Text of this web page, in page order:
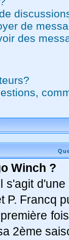
de
des
Winch ?
s'agit
P. Francq
2ème